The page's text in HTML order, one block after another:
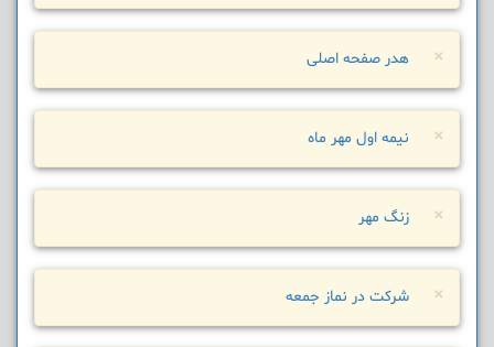
× هدر صفحه اصلی
× نیمه اول مهر ماه
× زنگ مهر
× شرکت در نماز جمعه